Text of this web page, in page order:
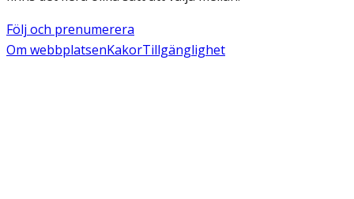
Följ och prenumerera
Om webbplatsenKakorTillgänglighet